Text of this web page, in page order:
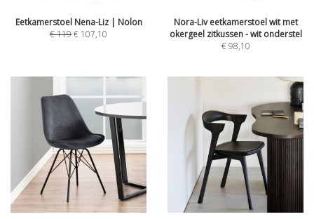
Eetkamerstoel Nena-Liz | Nolon
€119€ 107,10
Nora-Liv eetkamerstoel wit met
okergeel zitkussen - wit onderstel
€98,10